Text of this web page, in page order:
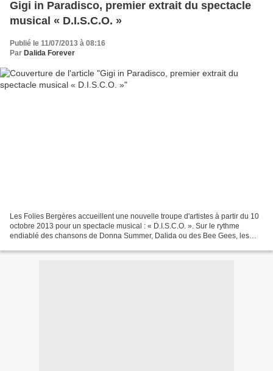
Gigi in Paradisco, premier extrait du spectacle
musical « D.I.S.C.O. »
Publié le 11/07/2013 à 08:16
Par Dalida Forever
Les Folies Bergères accueillent une nouvelle troupe d'artistes à partir du 10
octobre 2013 pour un spectacle musical : « D.I.S.C.O. ». Sur le rythme
endiablé des chansons de Donna Summer, Dalida ou des Bee Gees, les